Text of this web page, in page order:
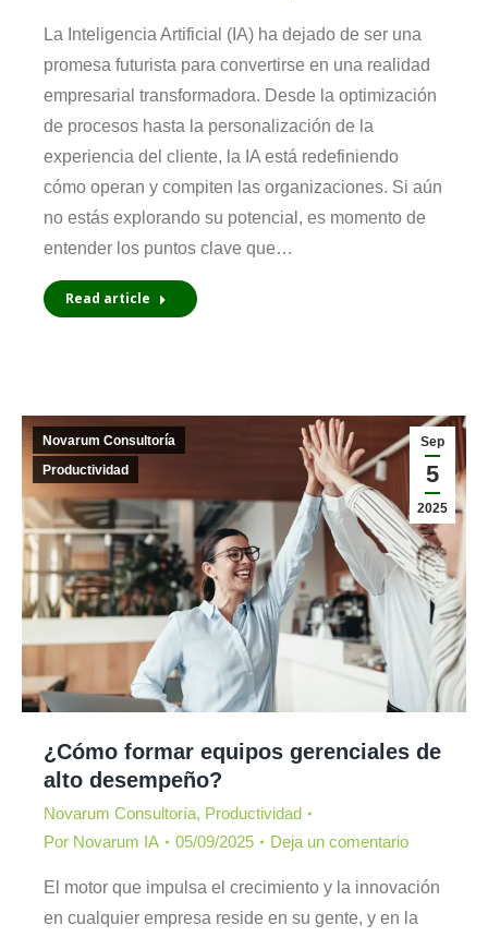
La Inteligencia Artificial (IA) ha dejado de ser una
promesa futurista para convertirse en una realidad
empresarial transformadora. Desde la optimización
de procesos hasta la personalización de la
experiencia del cliente, la IA está redefiniendo
cómo operan y compiten las organizaciones. Si aún
no estás explorando su potencial, es momento de
entender los puntos clave que…
Read article
Sep
5
2025
Novarum Consultoría
Productividad
¿Cómo formar equipos gerenciales de
alto desempeño?
Novarum Consultoría, Productividad
Por Novarum IA 05/09/2025 Deja un comentario
El motor que impulsa el crecimiento y la innovación
en cualquier empresa reside en su gente, y en la